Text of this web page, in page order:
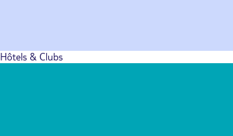
Hôtels & Clubs